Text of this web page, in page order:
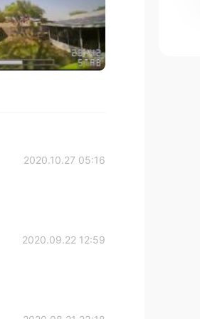
2020.10.27 05:16
2020.09.22 12:59